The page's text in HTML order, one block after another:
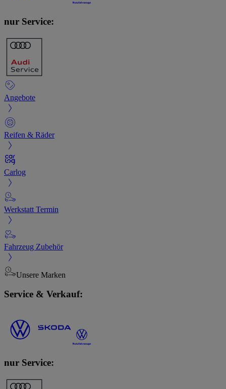
nur Service:
Angebote
Reifen & Räder
Carlog
Werkstatt Termin
Fahrzeug Zubehör
Unsere Marken
Service & Verkauf:
nur Service: